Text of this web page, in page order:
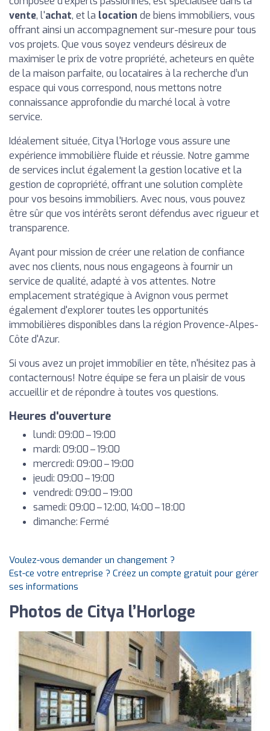
vente, l'achat, et la location de biens immobiliers, vous
offrant ainsi un accompagnement sur-mesure pour tous
vos projets. Que vous soyez vendeurs désireux de
maximiser le prix de votre propriété, acheteurs en quête
de la maison parfaite, ou locataires à la recherche d’un
espace qui vous correspond, nous mettons notre
connaissance approfondie du marché local à votre
service.
Idéalement située, Citya l'Horloge vous assure une
expérience immobilière fluide et réussie. Notre gamme
de services inclut également la gestion locative et la
gestion de copropriété, offrant une solution complète
pour vos besoins immobiliers. Avec nous, vous pouvez
être sûr que vos intérêts seront défendus avec rigueur et
transparence.
Ayant pour mission de créer une relation de confiance
avec nos clients, nous nous engageons à fournir un
service de qualité, adapté à vos attentes. Notre
emplacement stratégique à Avignon vous permet
également d'explorer toutes les opportunités
immobilières disponibles dans la région Provence-Alpes-
Côte d'Azur.
Si vous avez un projet immobilier en tête, n'hésitez pas à
contacternous! Notre équipe se fera un plaisir de vous
accueillir et de répondre à toutes vos questions.
Heures d'ouverture
lundi: 09:00 – 19:00
mardi: 09:00 – 19:00
mercredi: 09:00 – 19:00
jeudi: 09:00 – 19:00
vendredi: 09:00 – 19:00
samedi: 09:00 – 12:00, 14:00 – 18:00
dimanche: Fermé
Voulez-vous demander un changement ?
Est-ce votre entreprise ? Créez un compte gratuit pour gérer
ses informations
Photos de Citya l’Horloge